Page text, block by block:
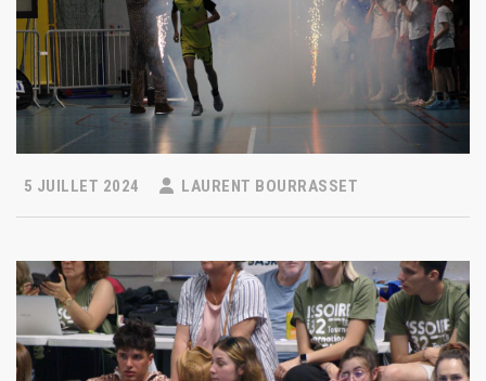
5 JUILLET 2024 LAURENT BOURRASSET